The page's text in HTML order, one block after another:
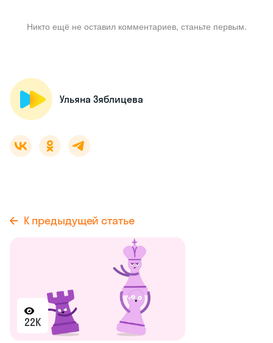
Никто ещё не оставил комментариев, станьте первым.
Ульяна Зяблицева
К предыдущей статье
22K